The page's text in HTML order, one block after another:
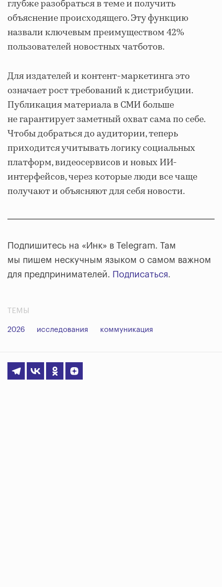
глубже разобраться в теме и получить
объяснение происходящего. Эту функцию
назвали ключевым преимуществом 42%
пользователей новостных чатботов.
Для издателей и контент-маркетинга это
означает рост требований к дистрибуции.
Публикация материала в СМИ больше
не гарантирует заметный охват сама по себе.
Чтобы добраться до аудитории, теперь
приходится учитывать логику социальных
платформ, видеосервисов и новых ИИ-
интерфейсов, через которые люди все чаще
получают и объясняют для себя новости.
Подпишитесь на «Инк» в Telegram. Там
мы пишем нескучным языком о самом важном
для предпринимателей. Подписаться.
ТЕМЫ
2026 исследования коммуникация